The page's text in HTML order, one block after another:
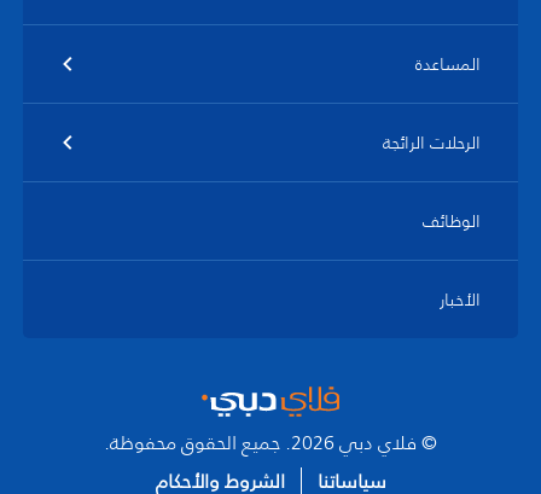
المساعدة
الرحلات الرائجة
الوظائف
الأخبار
© فلاي دبي 2026. جميع الحقوق محفوظة.
سياساتنا
الشروط والأحكام